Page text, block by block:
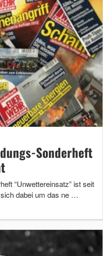
Sonderheft
“Unwettereinsatz” ist seit
dabei um das ne …